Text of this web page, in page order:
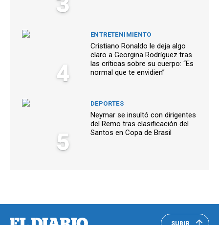
4
ENTRETENIMIENTO
Cristiano Ronaldo le deja algo
claro a Georgina Rodríguez tras
las críticas sobre su cuerpo: “Es
normal que te envidien”
5
DEPORTES
Neymar se insultó con dirigentes
del Remo tras clasificación del
Santos en Copa de Brasil
SUBIR